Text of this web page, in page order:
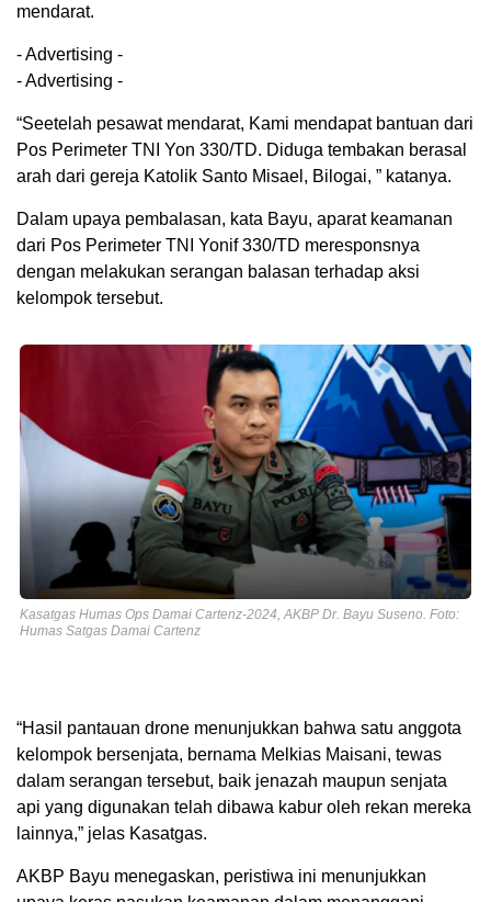
mendarat.
- Advertising -
- Advertising -
“Seetelah pesawat mendarat, Kami mendapat bantuan dari
Pos Perimeter TNI Yon 330/TD. Diduga tembakan berasal
arah dari gereja Katolik Santo Misael, Bilogai, ” katanya.
Dalam upaya pembalasan, kata Bayu, aparat keamanan
dari Pos Perimeter TNI Yonif 330/TD meresponsnya
dengan melakukan serangan balasan terhadap aksi
kelompok tersebut.
Kasatgas Humas Ops Damai Cartenz-2024, AKBP Dr. Bayu Suseno. Foto:
Humas Satgas Damai Cartenz
“Hasil pantauan drone menunjukkan bahwa satu anggota
kelompok bersenjata, bernama Melkias Maisani, tewas
dalam serangan tersebut, baik jenazah maupun senjata
api yang digunakan telah dibawa kabur oleh rekan mereka
lainnya,” jelas Kasatgas.
AKBP Bayu menegaskan, peristiwa ini menunjukkan